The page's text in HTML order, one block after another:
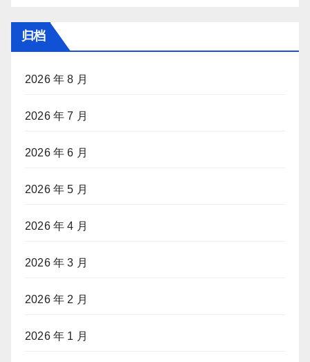
归档
2026 年 8 月
2026 年 7 月
2026 年 6 月
2026 年 5 月
2026 年 4 月
2026 年 3 月
2026 年 2 月
2026 年 1 月